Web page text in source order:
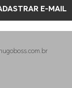
E-MAIL